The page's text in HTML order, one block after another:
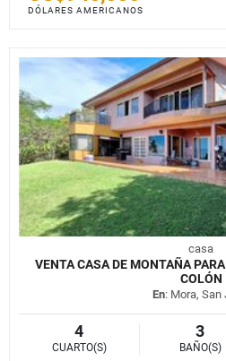
DÓLARES AMERICANOS
casa
VENTA CASA DE MONTAÑA
COLÓN
En: Mora, San
4
CUARTO(S)
3
BAÑO(S)